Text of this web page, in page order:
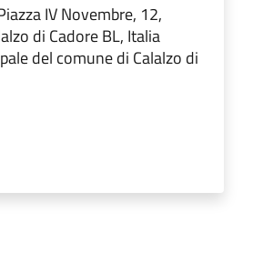
IV Novembre, 12,
di Cadore BL, Italia
del comune di Calalzo di